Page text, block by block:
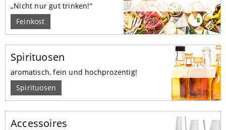
„Nicht nur gut trinken!“
Feinkost
Spirituosen
aromatisch, fein und hochprozentig!
Spirituosen
Accessoires